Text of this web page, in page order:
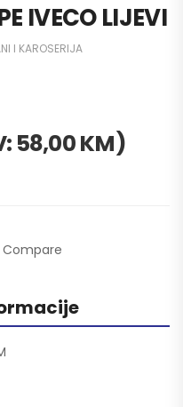
IVECO LIJEVI
I KAROSERIJA
58,00KM)
Compare